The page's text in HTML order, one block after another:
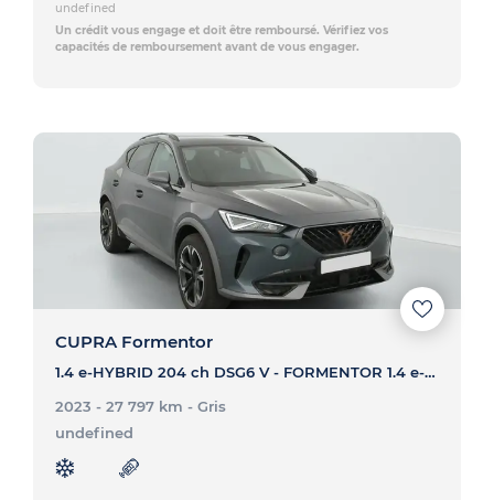
undefined
Un crédit vous engage et doit être remboursé. Vérifiez vos
capacités de remboursement avant de vous engager.
CUPRA Formentor
1.4 e-HYBRID 204 ch DSG6 V - FORMENTOR 1.4 e-HYBRID 204 ch DSG6 V
2023 - 27 797 km - Gris
undefined